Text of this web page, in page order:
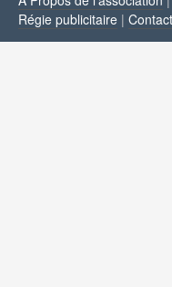
Régie publicitaire | Contact